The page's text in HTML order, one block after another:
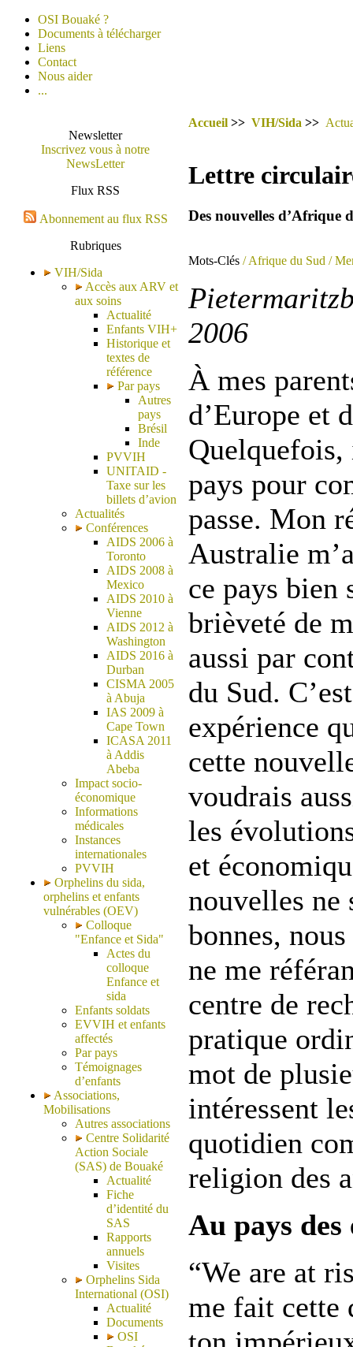
OSI Bouaké ?
Documents à télécharger
Liens
Contact
Nous aider
...
Newsletter
Inscrivez vous à notre
NewsLetter
Flux RSS
Abonnement au flux RSS
Rubriques
VIH/Sida
Accès aux ARV et
aux soins
Actualité
Enfants VIH+
Historique et
textes de
référence
Par pays
Autres
pays
Brésil
Inde
PVVIH
UNITAID -
Taxe sur les
billets d’avion
Actualités
Conférences
AIDS 2006 à
Toronto
AIDS 2008 à
Mexico
AIDS 2010 à
Vienne
AIDS 2012 à
Washington
AIDS 2016 à
Durban
CISMA 2005
à Abuja
IAS 2009 à
Cape Town
ICASA 2011
à Addis
Abeba
Impact socio-
économique
Informations
médicales
Instances
internationales
PVVIH
Orphelins du sida,
orphelins et enfants
vulnérables (OEV)
Colloque
"Enfance et Sida"
Actes du
colloque
Enfance et
sida
Enfants soldats
EVVIH et enfants
affectés
Par pays
Témoignages
d’enfants
Associations,
Mobilisations
Autres associations
Centre Solidarité
Action Sociale
(SAS) de Bouaké
Actualité
Fiche
d’identité du
SAS
Rapports
annuels
Visites
Orphelins Sida
International (OSI)
Actualité
Documents
OSI
Accueil >> VIH/Sida >>
Lettre
Des nouvelles d’Afrique
Mots-Clés / Afrique du Sud /
2006
À mes
d’Europe et
pays pour
passe. Mon
Australie
ce pays bien
brièveté de
aussi par
du Sud.
expérience
cette
voudrais
les
et
nouvelles ne
bonnes,
ne me
centre de
pratique
mot de
intéressent
quotidien
religion des
Au pays des
“We are at
me fait cette